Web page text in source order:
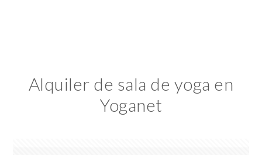
Alquiler de sala de yoga en
Yoganet